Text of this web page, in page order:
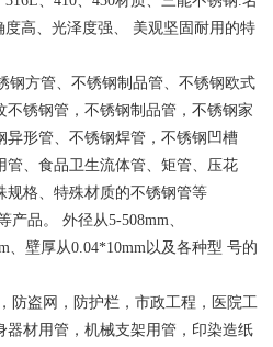
高、光泽度强、 美观坚固耐用的特
方管、不锈钢制品管、不锈钢欧式
锈钢管，不锈钢制品管，不锈钢家
异形管、不锈钢焊管，不锈钢凹槽
管、食品卫生流体管、矩管、压花
规格、特殊材质的不锈钢管等
品。 外径从5-508mm、
、壁厚从0.04*10mm以及各种型 号的
防盗网，防护栏，市政工程，医院工
器材用管，机械支架用管，印染造纸